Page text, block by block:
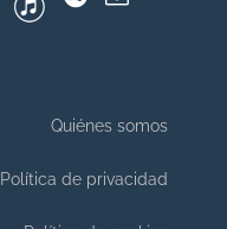
Quiénes somos
Política de privacidad